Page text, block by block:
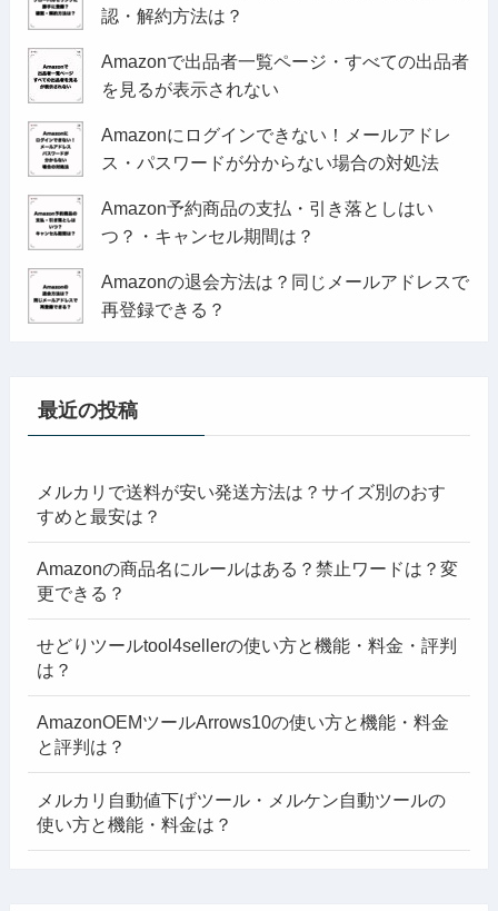
認・解約方法は？
Amazonで出品者一覧ページ・すべての出品者
を見るが表示されない
Amazonにログインできない！メールアドレ
ス・パスワードが分からない場合の対処法
Amazon予約商品の支払・引き落としはい
つ？・キャンセル期間は？
Amazonの退会方法は？同じメールアドレスで
再登録できる？
最近の投稿
メルカリで送料が安い発送方法は？サイズ別のおす
すめと最安は？
Amazonの商品名にルールはある？禁止ワードは？変
更できる？
せどりツールtool4sellerの使い方と機能・料金・評判
は？
AmazonOEMツールArrows10の使い方と機能・料金
と評判は？
メルカリ自動値下げツール・メルケン自動ツールの
使い方と機能・料金は？